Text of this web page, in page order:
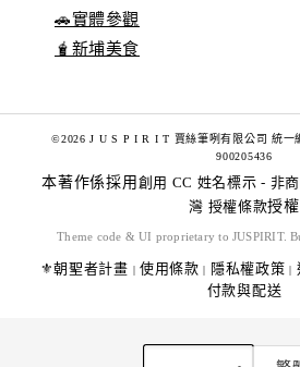
🚗實體參觀
🧋新埔美食
©2026 J U S P I R I T 賈絲筆咧有限公司 統一
900205436
本著作係採用 創用 CC 姓名標示 - 非
灣 授權條款授權
Theme code & UI proprietary to JUSPIRIT.
⚜️朝聖者計畫 | 使用條款 | 隱私權政策 |
付款與配送